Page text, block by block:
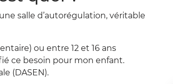
salle d’autorégulation, véritable
ou entre 12 et 16 ans
ce besoin pour mon enfant.
(DASEN).